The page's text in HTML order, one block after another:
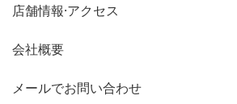
店舗情報·アクセス
会社概要
メールでお問い合わせ